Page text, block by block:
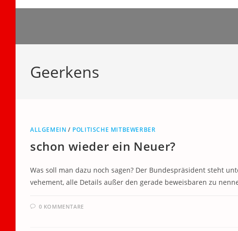
Geerkens
ALLGEMEIN / POLITISCHE MITBEWERBER
schon wieder ein Neuer?
Was soll man dazu noch sagen? Der Bundespräsident steht
vehement, alle Details außer den gerade beweisbaren zu
0 KOMMENTARE